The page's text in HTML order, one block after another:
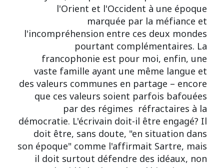
l'Orient et l'Occident à une époque
marquée par la méfiance et
l'incompréhension entre ces deux mondes
pourtant complémentaires. La
francophonie est pour moi, enfin, une
vaste famille ayant une même langue et
des valeurs communes en partage – encore
que ces valeurs soient parfois bafouées
par des régimes réfractaires à la
démocratie. L'écrivain doit-il être engagé? Il
doit être, sans doute, "en situation dans
son époque" comme l'affirmait Sartre, mais
il doit surtout défendre des idéaux, non